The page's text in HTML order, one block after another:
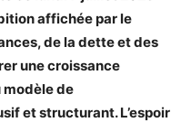
affichée par le
de la dette et des
une croissance
modèle de
et structurant.L’espoir